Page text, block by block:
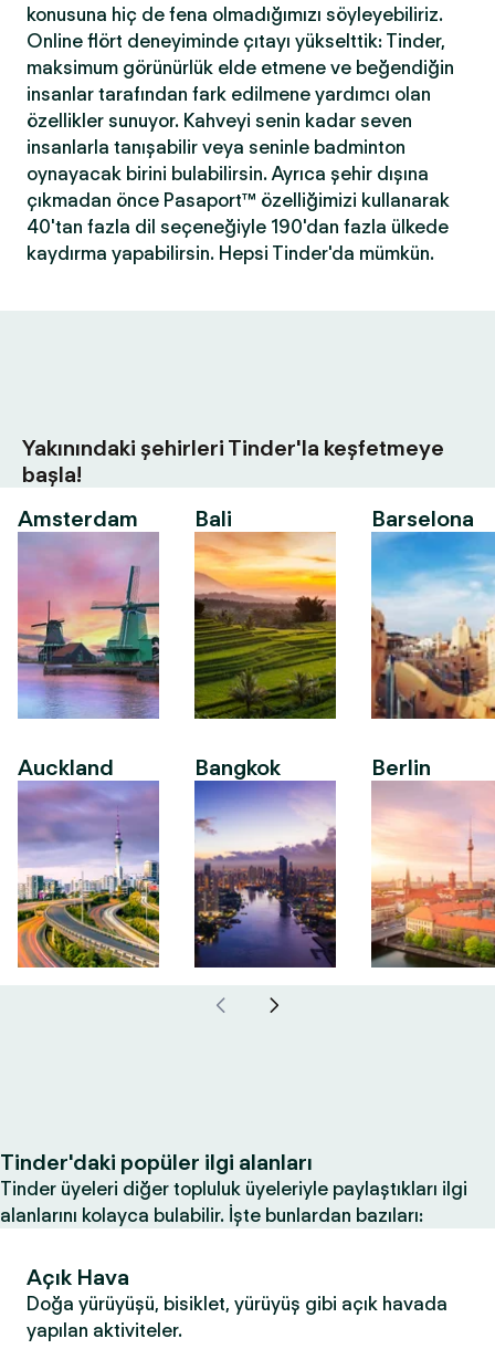
konusuna hiç de fena olmadığımızı söyleyebiliriz.
Online flört deneyiminde çıtayı yükselttik: Tinder,
maksimum görünürlük elde etmene ve beğendiğin
insanlar tarafından fark edilmene yardımcı olan
özellikler sunuyor. Kahveyi senin kadar seven
insanlarla tanışabilir veya seninle badminton
oynayacak birini bulabilirsin. Ayrıca şehir dışına
çıkmadan önce Pasaport™ özelliğimizi kullanarak
40'tan fazla dil seçeneğiyle 190'dan fazla ülkede
kaydırma yapabilirsin. Hepsi Tinder'da mümkün.
Yakınındaki şehirleri Tinder'la keşfetmeye
başla!
Amsterdam
Auckland
Bali
Bangkok
Barselona
Berlin
Tinder'daki popüler ilgi alanları
Tinder üyeleri diğer topluluk üyeleriyle paylaştıkları ilgi
alanlarını kolayca bulabilir. İşte bunlardan bazıları:
Açık Hava
Doğa yürüyüşü, bisiklet, yürüyüş gibi açık havada
yapılan aktiviteler.